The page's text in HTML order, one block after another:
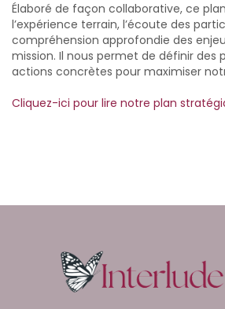
Élaboré de façon collaborative, ce
l’expérience terrain, l’écoute des
compréhension approfondie des
mission. Il nous permet de définir des
actions concrètes pour maximiser
Cliquez-ici pour lire notre plan